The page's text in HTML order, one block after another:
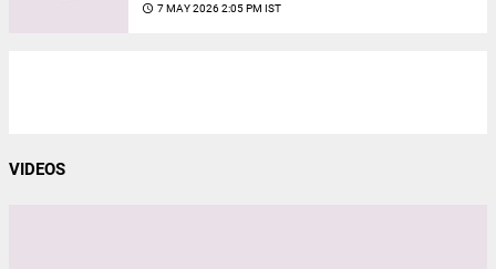
access_time 7 MAY 2026 2:05 PM IST
VIDEOS